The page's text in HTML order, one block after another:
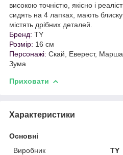
високою точністю, якісно і
сидять на 4 лапках, мають
містять дрібних деталей.
Бренд: TY
Розмір: 16 см
Персонажі: Скай, Еверест,
Зума
Приховати
Характеристики
Основні
Виробник
TY